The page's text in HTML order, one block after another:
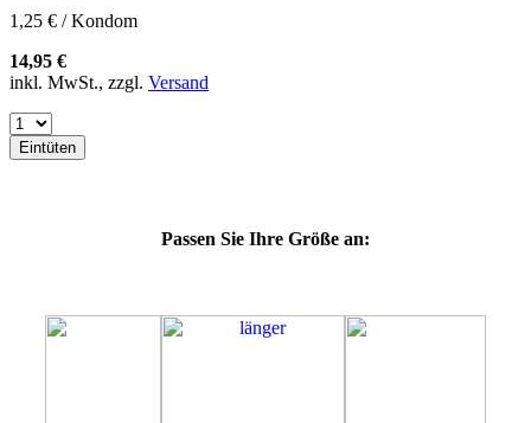
60J
60K
60L
64E
64K
64L
1,25 € / Kondom
14,95 €
inkl. MwSt., zzgl. Versand
Eintüten
Passen Sie Ihre Größe an: